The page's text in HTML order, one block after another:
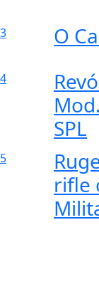
WCF
3 O